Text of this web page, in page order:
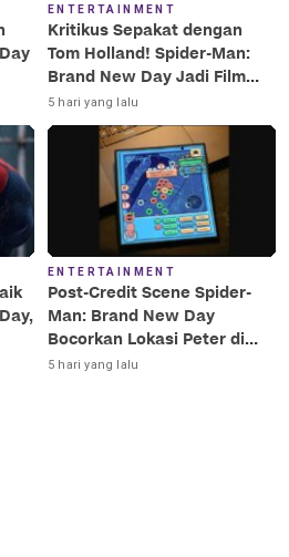
ENTERTAINMENT
Kritikus Sepakat dengan
Tom Holland! Spider-Man:
Brand New Day Jadi Film
Terbaik Era MCU
5 hari yang lalu
ENTERTAINMENT
Post-Credit Scene Spider-
Man: Brand New Day
Bocorkan Lokasi Peter di
Luar Angkasa!
5 hari yang lalu